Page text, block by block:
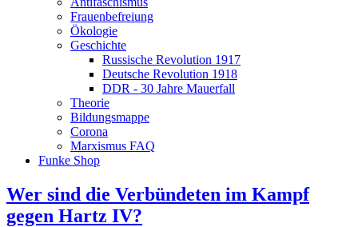
Frauenbefreiung
Ökologie
Geschichte
Russische Revolution 1917
Deutsche Revolution 1918
DDR - 30 Jahre Mauerfall
Theorie
Bildungsmappe
Corona
Marxismus FAQ
Funke Shop
Wer sind die Verbündeten im Kampf
gegen Hartz IV?